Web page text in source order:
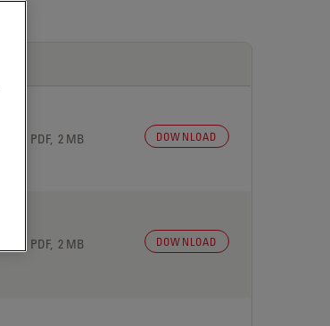
PDF, 2 MB DOWNLOAD
PDF, 2 MB DOWNLOAD